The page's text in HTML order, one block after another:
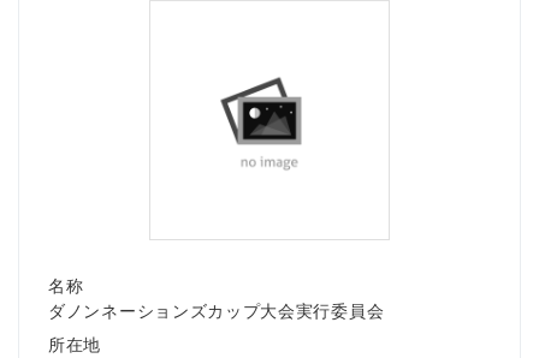
名称
ダノンネーションズカップ大会実行委員会
所在地